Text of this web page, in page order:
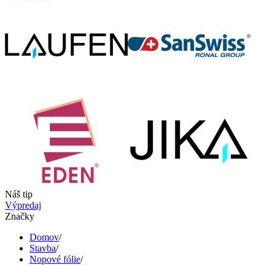
Náš tip
Výpredaj
Značky
Domov/
Stavba/
Nopové fólie/